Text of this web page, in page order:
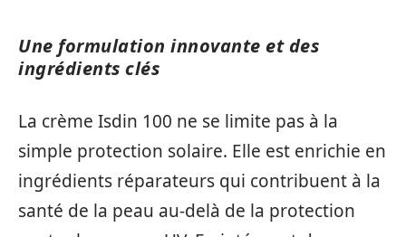
Une formulation innovante et des
ingrédients clés
La crème Isdin 100 ne se limite pas à la
simple protection solaire. Elle est enrichie en
ingrédients réparateurs qui contribuent à la
santé de la peau au-delà de la protection